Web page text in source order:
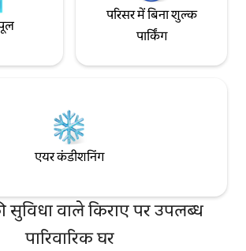
परिसर में बिना शुल्क
पार्किंग
एयर कंडीशनिंग
सुविधा वाले किराए पर उपलब्ध
पारिवारिक घर